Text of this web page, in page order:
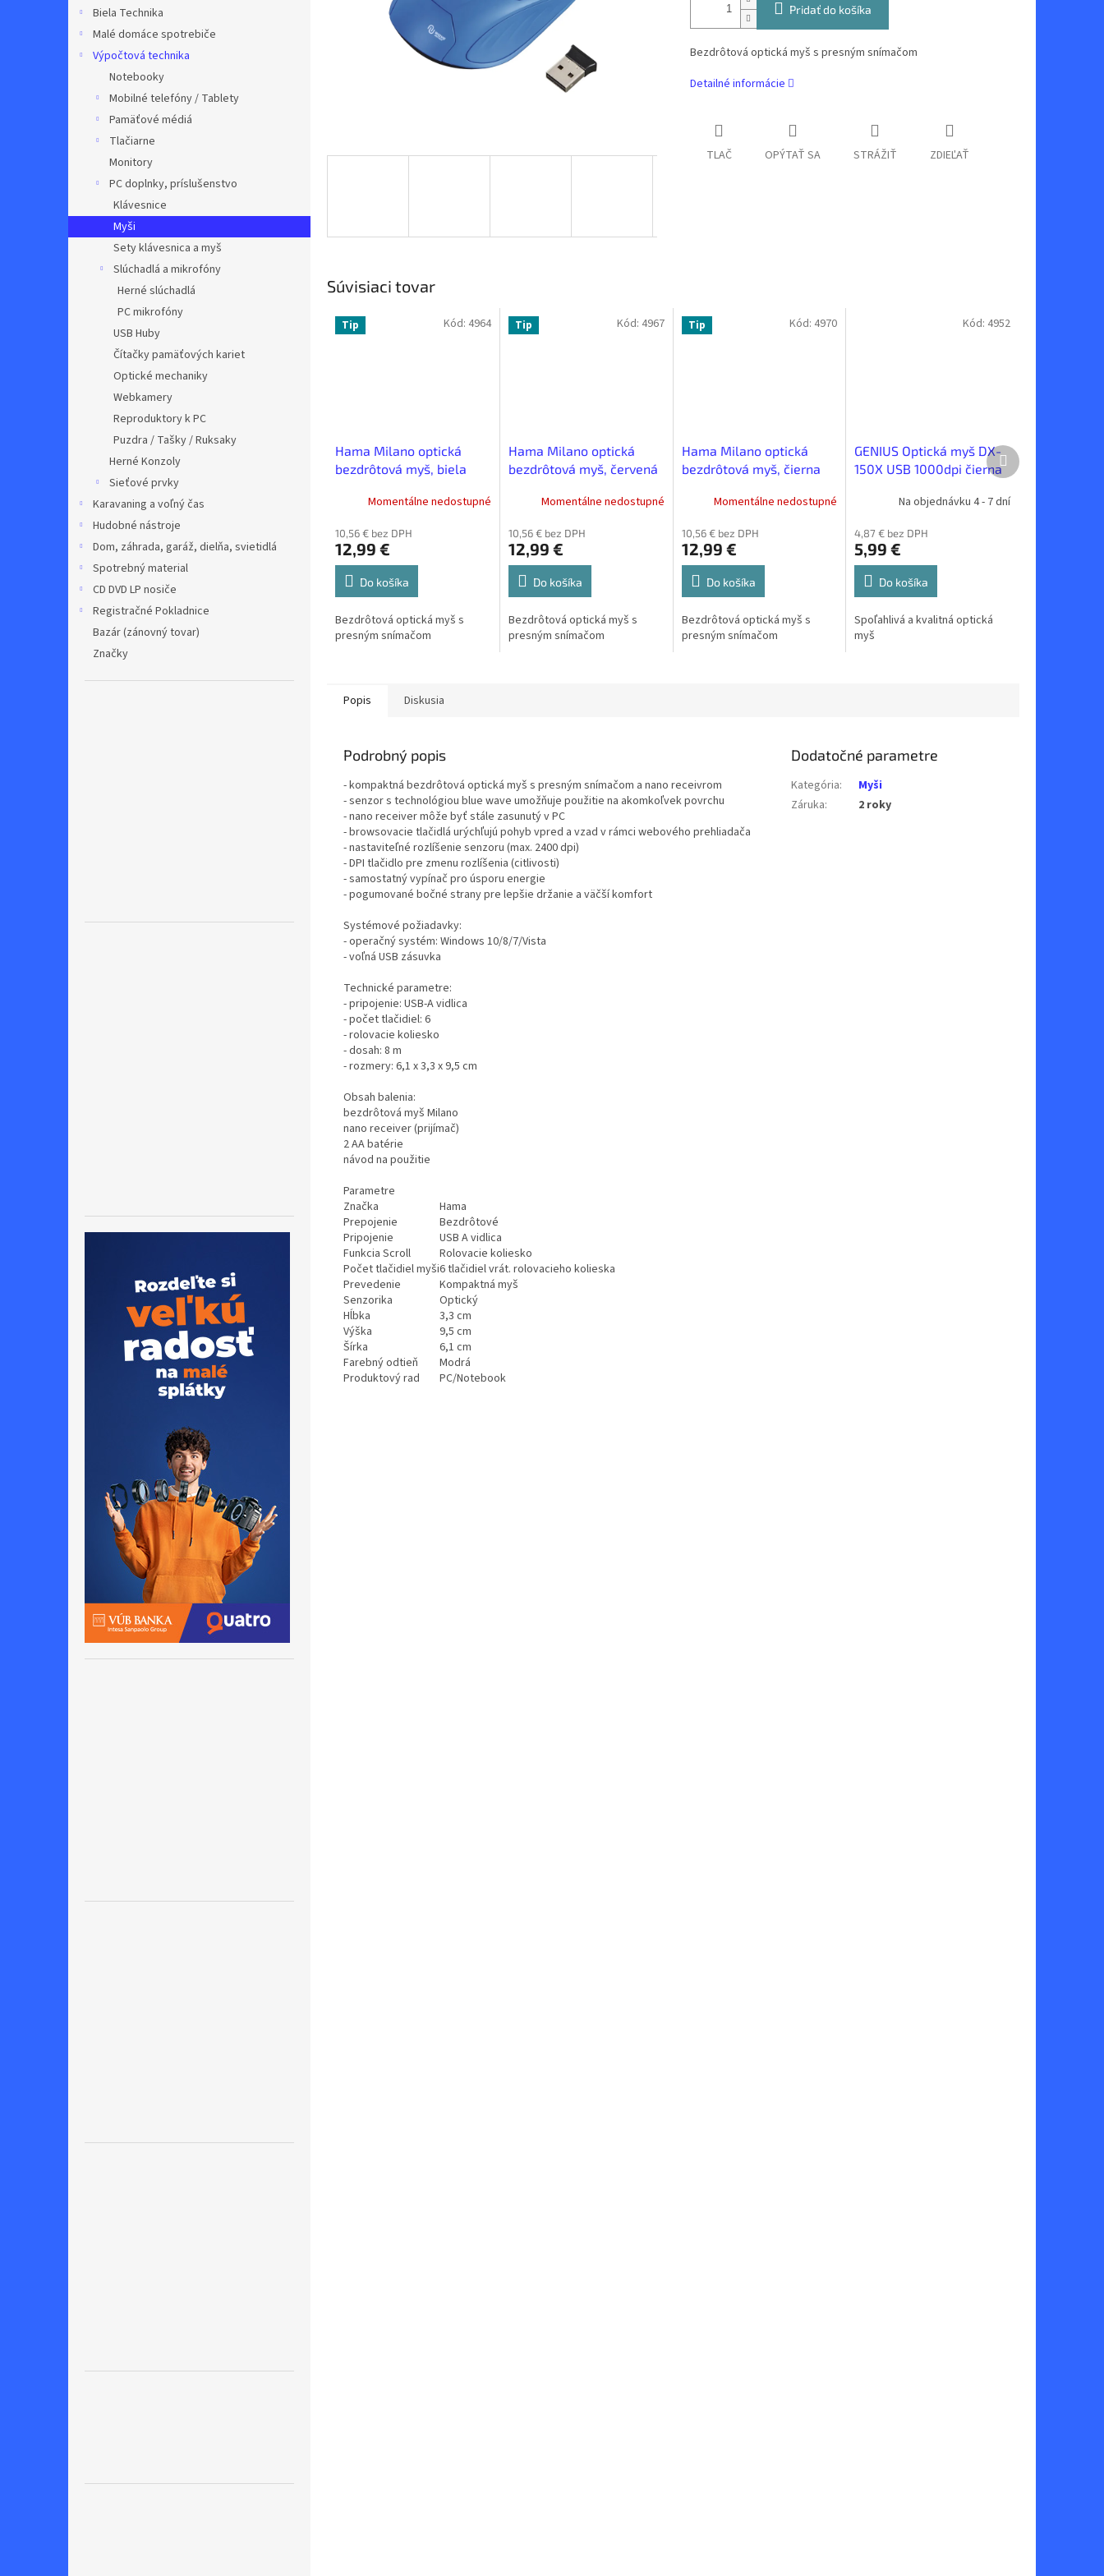
Biela Technika
Malé domáce spotrebiče
Výpočtová technika
Notebooky
Mobilné telefóny / Tablety
Pamäťové médiá
Tlačiarne
Monitory
PC doplnky, príslušenstvo
Klávesnice
Myši
Sety klávesnica a myš
Slúchadlá a mikrofóny
Herné slúchadlá
PC mikrofóny
USB Huby
Čítačky pamäťových kariet
Optické mechaniky
Webkamery
Reproduktory k PC
Puzdra / Tašky / Ruksaky
Herné Konzoly
Sieťové prvky
Karavaning a voľný čas
Hudobné nástroje
Dom, záhrada, garáž, dielňa, svietidlá
Spotrebný material
CD DVD LP nosiče
Registračné Pokladnice
Bazár (zánovný tovar)
Značky
Pridať do košíka
Bezdrôtová optická myš s presným snímačom
Detailné informácie
TLAČ OPÝTAŤ SA STRÁŽIŤ ZDIEĽAŤ
Súvisiaci tovar
Tip
Hama Milano optická
bezdrôtová myš, biela
Momentálne nedostupné
10,56 € bez DPH
12,99 €
Do košíka
Bezdrôtová optická myš s
presným snímačom
Kód: 4964 Tip
Hama Milano optická
bezdrôtová myš, červená
Momentálne nedostupné
10,56 € bez DPH
12,99 €
Do košíka
Bezdrôtová optická myš s
presným snímačom
Kód: 4967 Tip
Hama Milano optická
bezdrôtová myš, čierna
Momentálne nedostupné
10,56 € bez DPH
12,99 €
Do košíka
Bezdrôtová optická myš s
presným snímačom
Kód: 4970
GENIUS Optická myš DX-
150X USB 1000dpi čierna
Na objednávku 4 - 7 dní
4,87 € bez DPH
5,99 €
Do košíka
Spoľahlivá a kvalitná optická
myš
Kód: 4952
Ďalší
produkt
Popis Diskusia
Podrobný popis
- kompaktná bezdrôtová optická myš s presným snímačom a nano receivrom
- senzor s technológiou blue wave umožňuje použitie na akomkoľvek povrchu
- nano receiver môže byť stále zasunutý v PC
- browsovacie tlačidlá urýchľujú pohyb vpred a vzad v rámci webového prehliadača
- nastaviteľné rozlíšenie senzoru (max. 2400 dpi)
- DPI tlačidlo pre zmenu rozlíšenia (citlivosti)
- samostatný vypínač pro úsporu energie
- pogumované bočné strany pre lepšie držanie a väčší komfort
Systémové požiadavky:
- operačný systém: Windows 10/8/7/Vista
- voľná USB zásuvka
Technické parametre:
- pripojenie: USB-A vidlica
- počet tlačidiel: 6
- rolovacie koliesko
- dosah: 8 m
- rozmery: 6,1 x 3,3 x 9,5 cm
Obsah balenia:
bezdrôtová myš Milano
nano receiver (prijímač)
2 AA batérie
návod na použitie
Parametre
Značka
Hama
Prepojenie
Bezdrôtové
Pripojenie
USB A vidlica
Funkcia Scroll
Rolovacie koliesko
Počet tlačidiel myši6 tlačidiel vrát. rolovacieho kolieska
Prevedenie
Kompaktná myš
Senzorika
Optický
Hĺbka
3,3 cm
Výška
9,5 cm
Šírka
6,1 cm
Farebný odtieň
Modrá
Produktový rad
PC/Notebook
Dodatočné parametre
Kategória:
Myši
Záruka: 2 roky